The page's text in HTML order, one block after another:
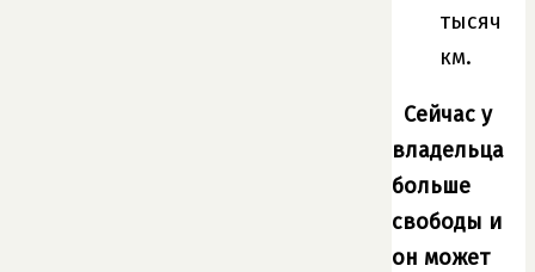
тысяч
км.
Сейчас у
владельца
больше
свободы и
он может